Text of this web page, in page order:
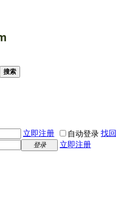
搜索
立即注册 自动登录 找
登录 立即注册